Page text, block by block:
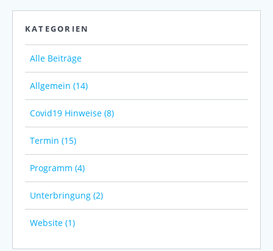
KATEGORIEN
Alle Beiträge
Allgemein (14)
Covid19 Hinweise (8)
Termin (15)
Programm (4)
Unterbringung (2)
Website (1)